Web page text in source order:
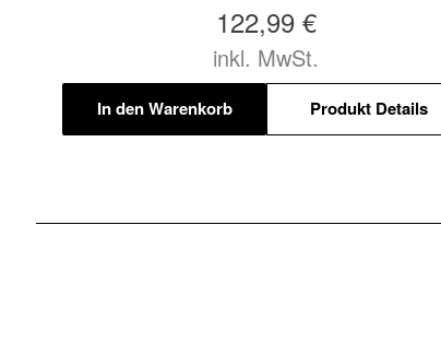
122,99 €
inkl. MwSt.
In den Warenkorb Produkt Details